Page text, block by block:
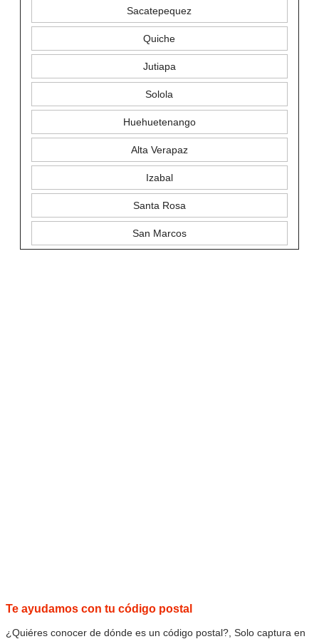
Sacatepequez
Quiche
Jutiapa
Solola
Huehuetenango
Alta Verapaz
Izabal
Santa Rosa
San Marcos
Te ayudamos con tu código postal
¿Quiéres conocer de dónde es un código postal?, Solo captura en